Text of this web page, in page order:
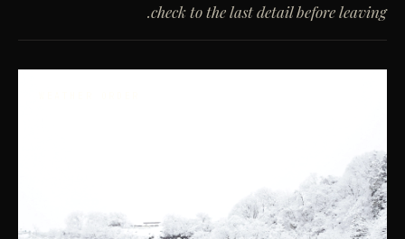
check to the last detail before leaving.